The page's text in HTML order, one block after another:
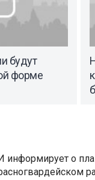
будут
форме
информирует о